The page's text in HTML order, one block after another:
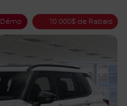
Démo 10 000$ de Rabais